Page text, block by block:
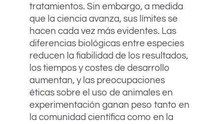
tratamientos. Sin embargo, a medida
que la ciencia avanza, sus límites se
hacen cada vez más evidentes. Las
diferencias biológicas entre especies
reducen la fiabilidad de los resultados,
los tiempos y costes de desarrollo
aumentan, y las preocupaciones
éticas sobre el uso de animales en
experimentación ganan peso tanto en
la comunidad científica como en la